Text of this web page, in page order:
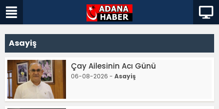
Asayiş
Çay Ailesinin Acı Günü
06-08-2026 - Asayiş